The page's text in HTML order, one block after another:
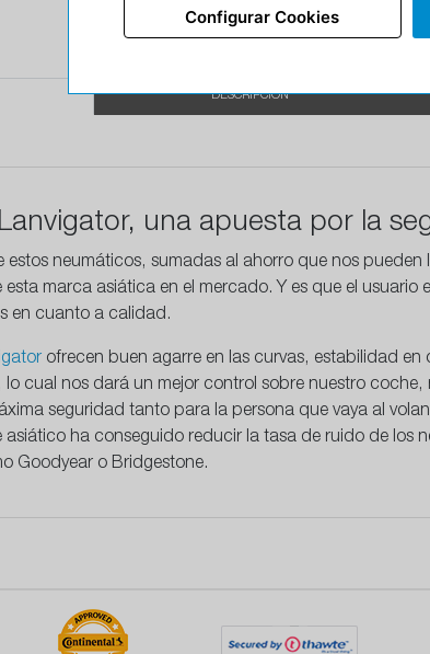
DESCRIPCIÓN
una apuesta por la
estos neumáticos, sumadas al ahorro que nos
esta marca asiática en el mercado. Y es que el
en cuanto a calidad.
ofrecen buen agarre en las curvas, estabilidad
cual nos dará un mejor control sobre nuestro
seguridad tanto para la persona que vaya al
asiático ha conseguido reducir la tasa de ruido de los
Goodyear o Bridgestone.
Configurar Cookies